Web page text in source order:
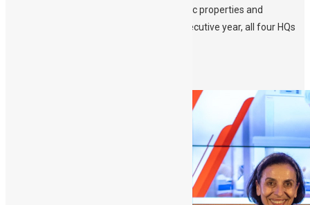
blood donation/banking and the therapeutic properties and
advances in the field. For the second consecutive year, all four HQs